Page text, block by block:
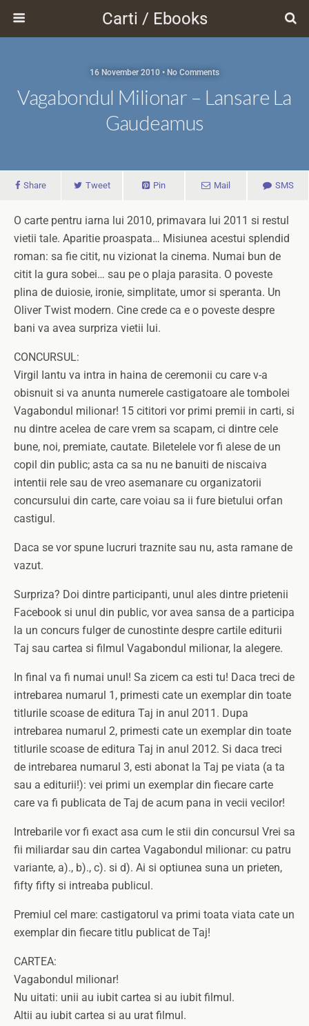
Carti / Ebooks
16 November 2010 • No Comments
Vagabondul Milionar – Lansare La
Gaudeamus
Share Tweet Pin Mail SMS
O carte pentru iarna lui 2010, primavara lui 2011 si restul
vietii tale. Aparitie proaspata… Misiunea acestui splendid
roman: sa fie citit, nu vizionat la cinema. Numai bun de
citit la gura sobei… sau pe o plaja parasita. O poveste
plina de duiosie, ironie, simplitate, umor si speranta. Un
Oliver Twist modern. Cine crede ca e o poveste despre
bani va avea surpriza vietii lui.
CONCURSUL:
Virgil Iantu va intra in haina de ceremonii cu care v-a
obisnuit si va anunta numerele castigatoare ale tombolei
Vagabondul milionar! 15 cititori vor primi premii in carti, si
nu dintre acelea de care vrem sa scapam, ci dintre cele
bune, noi, premiate, cautate. Biletelele vor fi alese de un
copil din public; asta ca sa nu ne banuiti de niscaiva
intentii rele sau de vreo asemanare cu organizatorii
concursului din carte, care voiau sa ii fure bietului orfan
castigul.
Daca se vor spune lucruri traznite sau nu, asta ramane de
vazut.
Surpriza? Doi dintre participanti, unul ales dintre prietenii
Facebook si unul din public, vor avea sansa de a participa
la un concurs fulger de cunostinte despre cartile editurii
Taj sau cartea si filmul Vagabondul milionar, la alegere.
In final va fi numai unul! Sa zicem ca esti tu! Daca treci de
intrebarea numarul 1, primesti cate un exemplar din toate
titlurile scoase de editura Taj in anul 2011. Dupa
intrebarea numarul 2, primesti cate un exemplar din toate
titlurile scoase de editura Taj in anul 2012. Si daca treci
de intrebarea numarul 3, esti abonat la Taj pe viata (a ta
sau a editurii!): vei primi un exemplar din fiecare carte
care va fi publicata de Taj de acum pana in vecii vecilor!
Intrebarile vor fi exact asa cum le stii din concursul Vrei sa
fii miliardar sau din cartea Vagabondul milionar: cu patru
variante, a)., b)., c). si d). Ai si optiunea suna un prieten,
fifty fifty si intreaba publicul.
Premiul cel mare: castigatorul va primi toata viata cate un
exemplar din fiecare titlu publicat de Taj!
CARTEA:
Vagabondul milionar!
Nu uitati: unii au iubit cartea si au iubit filmul.
Altii au iubit cartea si au urat filmul.